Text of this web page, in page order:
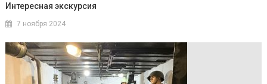
Интересная экскурсия
7 ноября 2024